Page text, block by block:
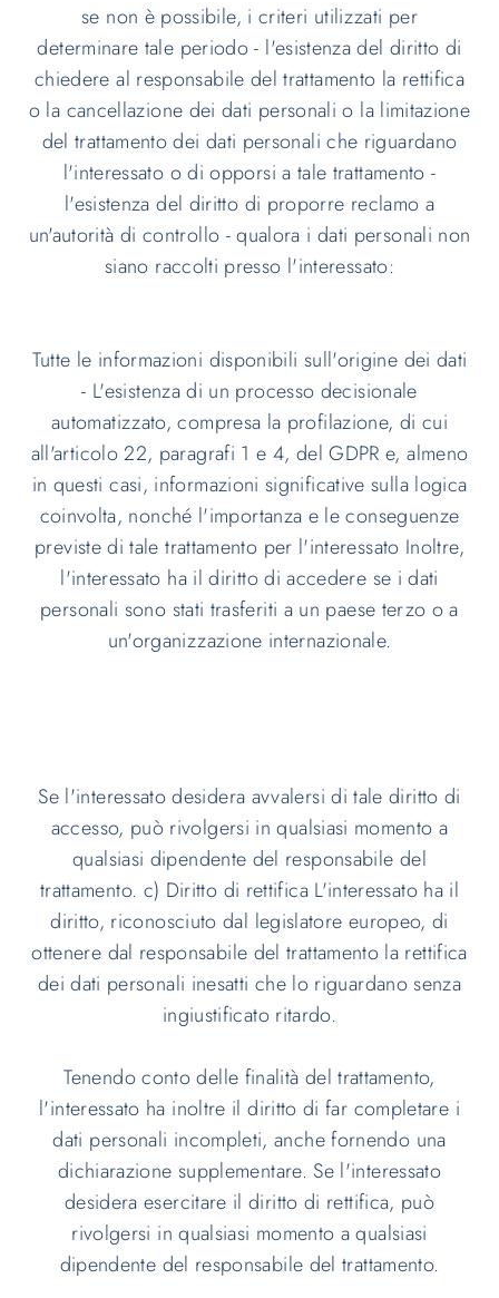
se non è possibile, i criteri utilizzati per
determinare tale periodo - l'esistenza del diritto di
chiedere al responsabile del trattamento la rettifica
o la cancellazione dei dati personali o la limitazione
del trattamento dei dati personali che riguardano
l'interessato o di opporsi a tale trattamento -
l'esistenza del diritto di proporre reclamo a
un'autorità di controllo - qualora i dati personali non
siano raccolti presso l'interessato:
Tutte le informazioni disponibili sull'origine dei dati
- L'esistenza di un processo decisionale
automatizzato, compresa la profilazione, di cui
all'articolo 22, paragrafi 1 e 4, del GDPR e, almeno
in questi casi, informazioni significative sulla logica
coinvolta, nonché l'importanza e le conseguenze
previste di tale trattamento per l'interessato Inoltre,
l'interessato ha il diritto di accedere se i dati
personali sono stati trasferiti a un paese terzo o a
un'organizzazione internazionale.
Se l'interessato desidera avvalersi di tale diritto di
accesso, può rivolgersi in qualsiasi momento a
qualsiasi dipendente del responsabile del
trattamento. c) Diritto di rettifica L'interessato ha il
diritto, riconosciuto dal legislatore europeo, di
ottenere dal responsabile del trattamento la rettifica
dei dati personali inesatti che lo riguardano senza
ingiustificato ritardo.
Tenendo conto delle finalità del trattamento,
l'interessato ha inoltre il diritto di far completare i
dati personali incompleti, anche fornendo una
dichiarazione supplementare. Se l'interessato
desidera esercitare il diritto di rettifica, può
rivolgersi in qualsiasi momento a qualsiasi
dipendente del responsabile del trattamento.